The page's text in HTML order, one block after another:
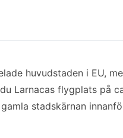
huvudstaden i EU,
Larnacas flygplats på
stadskärnan